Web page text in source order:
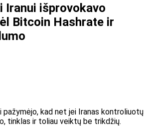
Iranui išprovokavo
Bitcoin Hashrate ir
pažymėjo, kad net jei Iranas kontroliuotų
tinklas ir toliau veiktų be trikdžių.